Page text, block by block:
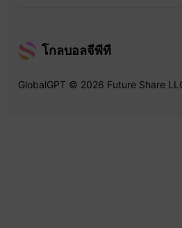
โกลบอลจีพีที
GlobalGPT © 2026 Future Share